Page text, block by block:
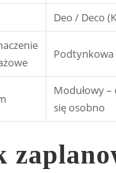
Deo / Deco
Podtynkowa
Modułowy
się osobno